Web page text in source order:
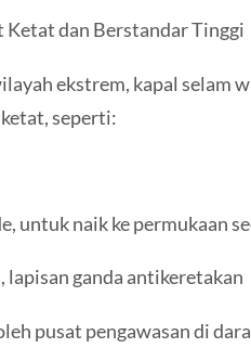
Ketat dan Berstandar Tinggi
ekstrem, kapal selam
seperti:
untuk naik ke permukaan
ganda antikeretakan
pusat pengawasan di